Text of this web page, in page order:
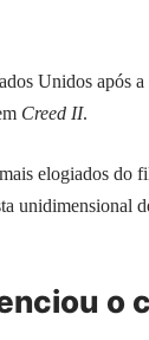
Unidos após a
Creed II.
elogiados do
unidimensional
o